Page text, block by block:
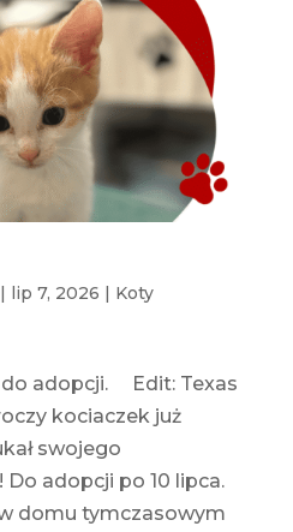
| lip 7, 2026 | Koty
do adopcji. Edit: Texas
kociaczek już
swojego
adopcji po 10 lipca.
domu tymczasowym